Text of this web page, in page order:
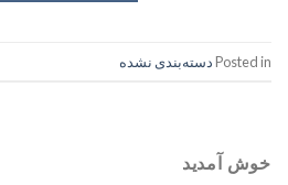
Posted inدسته‌بندی نشده
خوش آمدید